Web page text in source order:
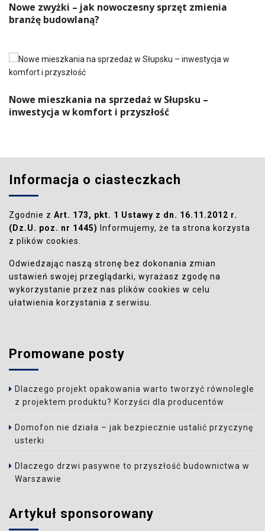
Nowe zwyżki – jak nowoczesny sprzęt zmienia
branżę budowlaną?
Nowe mieszkania na sprzedaż w Słupsku –
inwestycja w komfort i przyszłość
Informacja o ciasteczkach
Zgodnie z Art. 173, pkt. 1 Ustawy z dn. 16.11.2012 r.
(Dz.U. poz. nr 1445)
Informujemy, że ta strona korzysta
z plików cookies.
Odwiedzając naszą stronę bez dokonania zmian
ustawień swojej przeglądarki, wyrażasz zgodę na
wykorzystanie przez nas plików cookies w celu
ułatwienia korzystania z serwisu.
Promowane posty
Dlaczego projekt opakowania warto tworzyć równolegle
z projektem produktu? Korzyści dla producentów
Domofon nie działa – jak bezpiecznie ustalić przyczynę
usterki
Dlaczego drzwi pasywne to przyszłość budownictwa w
Warszawie
Artykuł sponsorowany